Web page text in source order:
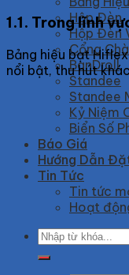
Hộp Đèn
Hộp Đèn
Cổng
BanDroll
Standee
Standee
Kỷ Niệm
Biển Số
Báo Giá
Hướng Dẫn
Tin Tức
Tin tức
Hoạt
Search
1.1. Trong lĩnh
Bảng hiệu bạt
nổi bật, thu hút